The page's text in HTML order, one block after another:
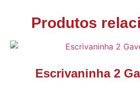
Produtos
Escrivaninha 2